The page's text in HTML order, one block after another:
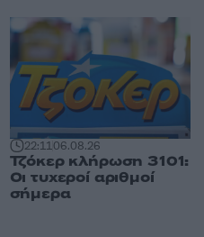
22:1106.08.26
Τζόκερ κλήρωση 3101:
Οι τυχεροί αριθμοί
σήμερα